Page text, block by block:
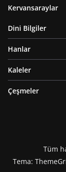
Kervansaraylar
Dini Bilgiler
Hanlar
Kaleler
Çeşmeler
Tüm
Tema: